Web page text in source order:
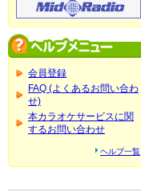
会員登録
FAQ (よくあるお問い合わ
せ)
本カラオケサービスに関
するお問い合わせ
ヘルプ一覧